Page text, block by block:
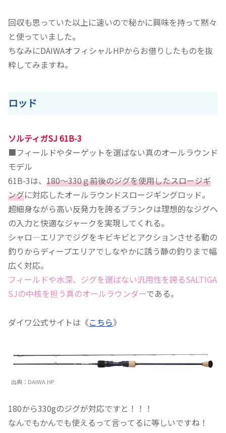
回収も思っていた以上に速いので秘かに興味を持って黙々
と使っていました。
ちなみにDAIWAオフィシャルHPからお借りしたものを抜
粋してみますね。
ロッド
ソルティガSJ 61B-3
■フィールドやターゲットを選ばない真のオールラウンド
モデル
61B-3は、 180～330ｇ前後のジグを使用したスロージギ
ングに対応したオールラウンドスロージギングロッド。
超細身ながら高い反発力を誇るブランクは理想的なジグへ
の入力と快適なジャークを実現してくれる。
シャロ―エリアでジグをキビキビとアクションさせる動の
釣りからディープエリアでしなやかに誘う静の釣りまで幅
広く対応。
フィールドや水深、ジグを選ばない汎用性を誇るSALTIGA
SJの中核を担う真のオールラウンダーである。
ダイワ公式サイトは《こちら》
出典：DAIWA HP
180から330gのジグが対応ですと！！！
なんでもかんでも使えるって言ってるに等しいですね！